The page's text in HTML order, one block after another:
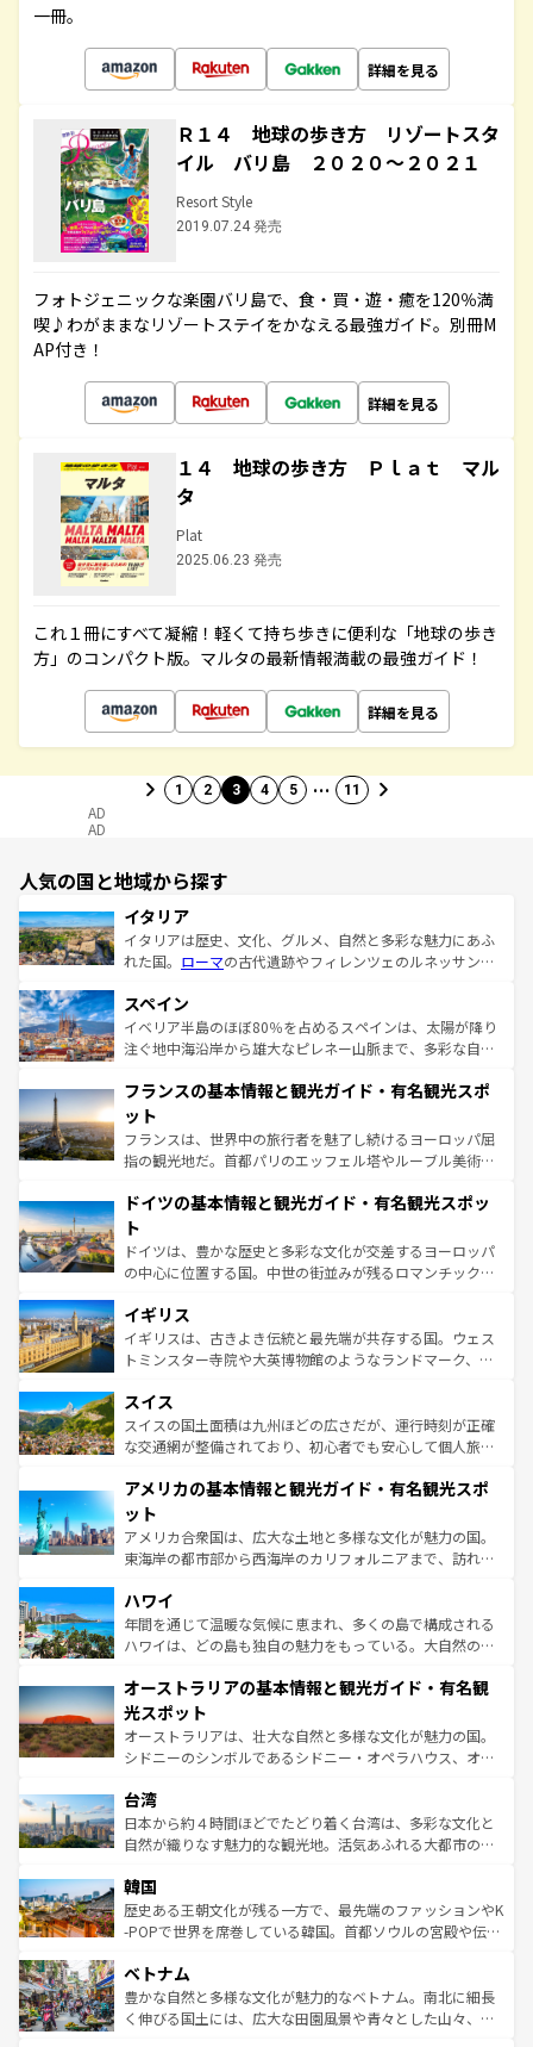
一冊。
詳細を見る
Ｒ１４ 地球の歩き方 リゾートスタ
イル バリ島 ２０２０～２０２１
Resort Style
2019.07.24 発売
フォトジェニックな楽園バリ島で、食・買・遊・癒を120％満
喫♪わがままなリゾートステイをかなえる最強ガイド。別冊M
AP付き！
詳細を見る
１４ 地球の歩き方 Ｐｌａｔ マル
タ
Plat
2025.06.23 発売
これ１冊にすべて凝縮！軽くて持ち歩きに便利な「地球の歩き
方」のコンパクト版。マルタの最新情報満載の最強ガイド！
詳細を見る
1 2 3 4 5 … 11
AD
AD
人気の国と地域から探す
イタリア
イタリアは歴史、文化、グルメ、自然と多彩な魅力にあふ
れた国。 ローマの古代遺跡やフィレンツェのルネッサンス
ろん、トスカーナの美しい田園風景やアマルフィ海岸の絶
景など、自然景観も見逃せない。観光の合間には、本場の
ピザやパスタなど、絶品のイタリア料理を堪能することも
ませてくれるイタリアで、忘れられない旅をしてみよう！
なお、新着のイタリア情報は
しい。
スペイン
イベリア半島のほぼ80％を占めるスペインは、太陽が降り
注ぐ地中海沿岸から雄大なピレネー山脈まで、多彩な自然
文化が根付くこの国では、情熱的なフラメンコ、熱気あふ
れる闘牛、そして美味しいタパスが生活の一部となってい
る。首都マドリードの洗練された雰囲気や、バルセロナの
アートに溢れた街角から、地方では古代ローマ遺跡や中世
せる。地方によって風土や気候が異なるスペインはその個
ンテンツ一覧 を参照してほしい。
フランスの基本情報と観光ガイド・有名観光スポ
ット
フランスは、世界中の旅行者を魅了し続けるヨーロッパ屈
指の観光地だ。首都パリのエッフェル塔やルーブル美術館
で、幅広い魅力が詰まっている。華麗な宮殿、歴史的な大
聖堂、美しいビーチ、そして豊かな自然が、訪れる者を心
から魅了する。また、フランスは美食の国としても知ら
れ、フランス料理はユネスコ無形文化遺産にも登録されて
香り高いラベンダー畑など、多彩な楽しみ方が可能だ。さ
らに、パリ以外の地域にも魅力が溢れており、どの街角に
も豊かな歴史と文化が息づいている。パリ以外の個性あふ
を参照してほしい。
ドイツの基本情報と観光ガイド・有名観光スポッ
ト
ドイツは、豊かな歴史と多彩な文化が交差するヨーロッパ
の中心に位置する国。中世の街並みが残るロマンチック街
顔を持つこの国は、どこを歩いても飽きることがない。ベ
ルリンの文化的活気、バイエルン州のアルプスの絶景、そ
してライン川沿いのワイン畑といった風景は必見。ビール
は、お酒好きな人にはぜひ体験してほしい。 なお、新着の
ドイツ情報はコンテンツ一覧を参照してほしい。
イギリス
イギリスは、古きよき伝統と最先端が共存する国。ウェス
トミンスター寺院や大英博物館のようなランドマーク、歴
リアごとに異なる魅力がある。また、優雅なアフタヌーン
ティー、ビール好きにはたまらない英国パブ、サッカー観
戦など、本場だからこそできる体験も豊富。イギリスを旅
ンツ一覧を参照してほしい。
スイス
スイスの国土面積は九州ほどの広さだが、運行時刻が正確
な交通網が整備されており、初心者でも安心して個人旅行
の建物がそのまま残る町や、スイスならではのユニークな
博物館もあり、アルプス観光だけでなく町歩きも満喫する
ことができる。国民の所得が高いため物価も高いが、旅行
者向けの交通パス提供のサービスもあり、うまく活用すれ
着のスイス情報は
アメリカの基本情報と観光ガイド・有名観光スポ
ット
アメリカ合衆国は、広大な土地と多様な文化が魅力の国。
東海岸の都市部から西海岸のカリフォルニアまで、訪れる
のような巨大都市は、観光、ショッピング、エンターテイ
ンメントが詰まった刺激的なスポットだ。一方、アメリカ
西部には大自然が広がり、グランドキャニオンやイエロー
部のニューオーリンズでは、音楽と美食が融合した独特の
文化が魅力。旅行者はアメリカの各地域で異なる魅力を楽
しみながら、その多様性と豊かな歴史を感じることができ
るだろう。車でのロードトリップや列車の旅も、アメリカ
情報は
ハワイ
年間を通じて温暖な気候に恵まれ、多くの島で構成される
ハワイは、どの島も独自の魅力をもっている。大自然の神
ワイ島は見逃せない。また、定番の観光地といえばオアフ
島だが、静かな自然を求めるならマウイ島やカウアイ島が
おすすめ。エメラルドグリーンに輝く海をはじめ、豊かな
文化や歴史が息づいている。「アロハスピリット」と呼ば
人々、おいしいローカルフードやハワイアンミュージッ
ク、伝統的なフラダンスなど、すべてがハワイの魅力を彩
っている。訪れるたびに新しい発見と感動が待っているハ
はコンテンツ一覧
オーストラリアの基本情報と観光ガイド・有名観
光スポット
オーストラリアは、壮大な自然と多様な文化が魅力の国。
シドニーのシンボルであるシドニー・オペラハウス、オー
リアリーフや大陸中央部にそびえるウルル（エアーズロッ
ク）、タスマニアの美しい原生林やケアンズの熱帯雨林な
ど、見どころがたくさん。また、カフェやワイン、オージ
いる。アクティビティも充実しており、サーフィンやダイ
ビング、ハイキングなど、アウトドア好きにはたまらな
い。オーストラリアの多彩な魅力を存分に味わいつくそ
参照してほしい。
台湾
日本から約４時間ほどでたどり着く台湾は、多彩な文化と
自然が織りなす魅力的な観光地。活気あふれる大都市の台
ン）、静ひつな山岳地帯である台湾東部など、都市の喧騒
と山間の静けさが共存しており、訪れる人に新しい発見と
驚きをもたらしてくれる。また、奥深い台湾の食文化も魅
容にもいいと評判のスイーツなど、バラエティ豊かな料理
が味わえる。 なお、新着の台湾情報は コンテンツ一覧を参
照してほしい。
韓国
歴史ある王朝文化が残る一方で、最先端のファッションやK
-POPで世界を席巻している韓国。首都ソウルの宮殿や伝統
き、地方に足を延ばせば四季折々の自然美を楽しむことが
できる。そして、キムチや焼肉、絶品のストリートフード
まで、さまざまな韓国料理が待っている。夜には、韓国な
ベトナム
豊かな自然と多様な文化が魅力的なベトナム。南北に細長
く伸びる国土には、広大な田園風景や青々とした山々、世